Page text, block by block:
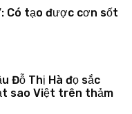
Có tạo được cơn sốt
Đỗ Thị Hà đọ sắc
sao Việt trên thảm